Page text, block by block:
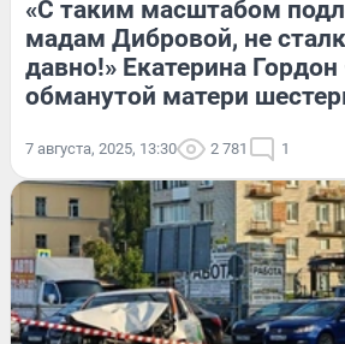
«С таким масштабом
мадам Дибровой, не
давно!» Екатерина
обманутой матери
7 августа, 2025, 13:30 2 781 1